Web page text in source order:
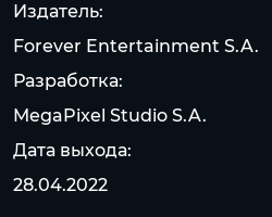
Издатель:
Forever Entertainment S.A.
Разработка:
MegaPixel Studio S.A.
Дата выхода:
28.04.2022